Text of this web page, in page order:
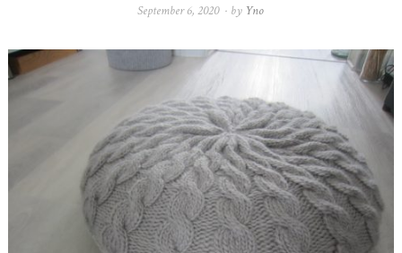
September 6, 2020April
2021
by Yno